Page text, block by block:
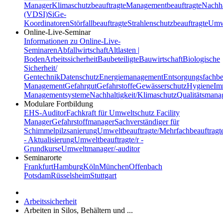
ManagerKlimaschutzbeauftragteManagementbeauftragte
(VDSI)SiGe-
KoordinatorenStörfallbeauftragteStrahlenschutzbeauftragte
Online-Live-Seminar
Informationen zu Online-Live-
SeminarenAbfallwirtschaftAltlasten |
BodenArbeitssicherheitBaubeteiligteBauwirtschaftBiologische
Sicherheit/
GentechnikDatenschutzEnergiemanagement
ManagementGefahrgutGefahrstoffeGewässerschutzHygiene
ManagementsystemeNachhaltigkeit/Klimaschutz
Modulare Fortbildung
EHS-AuditorFachkraft für Umweltschutz Facility
ManagerGefahrstoffmanagerSachverständiger für
SchimmelpilzsanierungUmweltbeauftragte/
- AktualisierungUmweltbeauftragte/r -
GrundkurseUmweltmanager/-auditor
Seminarorte
FrankfurtHamburgKölnMünchenOffenbach
PotsdamRüsselsheimStuttgart
Arbeitssicherheit
Arbeiten in Silos, Behältern und ...